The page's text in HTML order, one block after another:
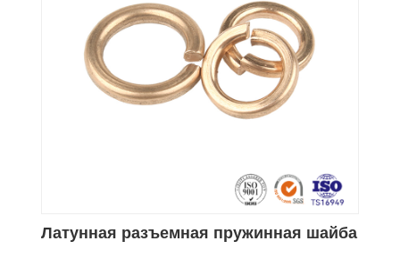
Латунная разъемная пружинная шайба